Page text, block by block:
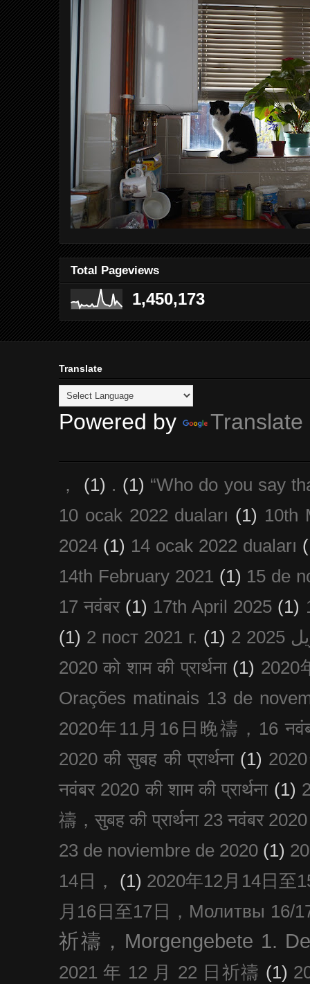
Total Pageviews
1,450,173
Translate
Powered by Translate
， (1) . (1) “Who do you say
10 ocak 2022 duaları (1) 10th
2024 (1) 14 ocak 2022 duaları
14th February 2021 (1) 15 de
17 नवंबर (1) 17th April 2025 (1)
(1) 2 пост 2021 г. (1)
2020 को शाम की प्रार्थना (1) 2020
Orações matinais 13 de
2020年11月16日晚禱，16
2020 की सुबह की प्रार्थना (1)
नवंबर 2020 की शाम की प्रार्थना (1)
禱，सुबह की प्रार्थना 23 नवंबर 2020
23 de noviembre de 2020 (1)
14日，
(1) 2020年12月14日至
月16日至17日，Молитвы 16/
祈禱，Morgengebete 1.
2021 年 12 月 22 日祈禱 (1)